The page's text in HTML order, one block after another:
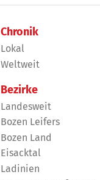
Chronik
Lokal
Weltweit
Bezirke
Landesweit
Bozen Leifers
Bozen Land
Eisacktal
Ladinien